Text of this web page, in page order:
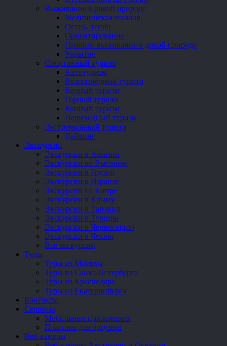
Выживание в дикой природе
Медицинская помощь
Огонь, тепло
Ориентирование
Правила выживания в дикой природе
Укрытие
Спортивный туризм
Автотуризм
Велосипедный туризм
Водный туризм
Горный туризм
Конный туризм
Пешеходный туризм
Экстремальный туризм
Дайвинг
Экскурсии
Экскурсии в Абхазии
Экскурсии во Вьетнаме
Экскурсии в Грузии
Экскурсии в Израиле
Экскурсии на Кипре
Экскурсии в Крыму
Экскурсии в Таиланд
Экскурсии в Турцию
Экскурсии в Черногорию
Экскурсии в Чехию
Все экскурсии
Туры
Туры из Москвы
Туры из Санкт-Петербурга
Туры из Краснодара
Туры из Екатеринбурга
Контакты
Сервисы
Мобильные приложения
Плагины для браузера
Веб-камеры